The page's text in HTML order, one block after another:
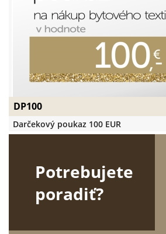
DP100
Darčekový poukaz 100 EUR
Potrebujete
poradiť?